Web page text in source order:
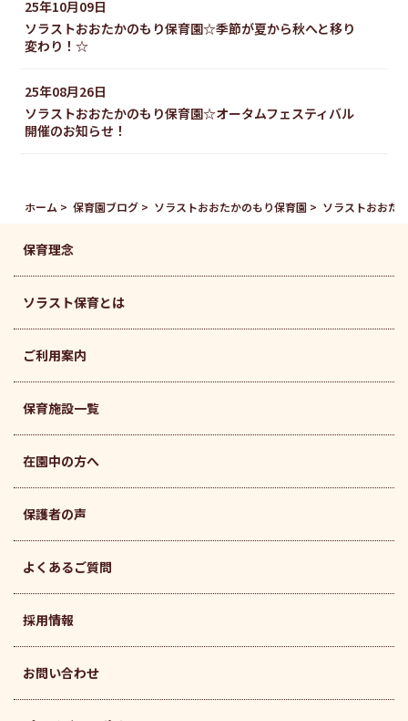
25年10月09日
ソラストおおたかのもり保育園☆季節が夏から秋へと移り
変わり！☆
25年08月26日
ソラストおおたかのもり保育園☆オータムフェスティバル
開催のお知らせ！
ホーム 保育園ブログ ソラストおおたかのもり保育園 ソラストおおた
保育理念
ソラスト保育とは
ご利用案内
保育施設一覧
在園中の方へ
保護者の声
よくあるご質問
採用情報
お問い合わせ